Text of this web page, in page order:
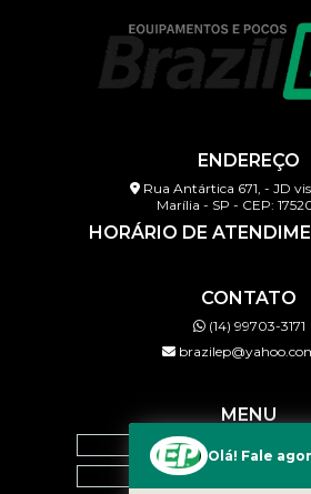
ENDEREÇO
Rua Antártica 671, - JD
Marília - SP - CEP:
HORÁRIO DE
CONTATO
(14) 99703-3171
MENU
HOME
Olá! Fale